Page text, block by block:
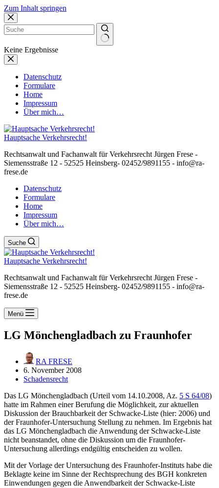
Zum Inhalt springen
Keine Ergebnisse
Datenschutz
Formulare
Home
Impressum
Über mich…
Hauptsache Verkehrsrecht!
Rechtsanwalt und Fachanwalt für Verkehrsrecht Jürgen Frese -
Siemensstraße 12 - 52525 Heinsberg- 02452/9891155 - info@ra-
frese.de
Datenschutz
Formulare
Home
Impressum
Über mich…
Suche
Hauptsache Verkehrsrecht!
Rechtsanwalt und Fachanwalt für Verkehrsrecht Jürgen Frese -
Siemensstraße 12 - 52525 Heinsberg- 02452/9891155 - info@ra-
frese.de
Menü
LG Mönchengladbach zu Fraunhofer
RA FRESE
6. November 2008
Schadensrecht
Das LG Mönchengladbach (Urteil vom 14.10.2008, Az. 5 S 64/08)
hatte im Rahmen einer Berufung die Möglichkeit, zur aktuellen
Diskussion der Brauchbarkeit der Schwacke-Liste (hier: 2006) und
der Fraunhofer-Untersuchung Stellung zu nehmen. Im Ergebnis hat
das LG Mönchengladbach die Anwendung der Schwacke-Liste
nicht beanstandet, ohne die Diskussion um die Fraunhofer-
Untersuchung allerdings endgültig entscheiden zu wollen.
Mit der Vorlage der Untersuchung des Fraunhofer-Instituts habe die
Beklagte keine im Sinne der Rechtsprechung des BGH konkreten
Einwendungen gegen die Anwendbarkeit der Schwacke-Liste